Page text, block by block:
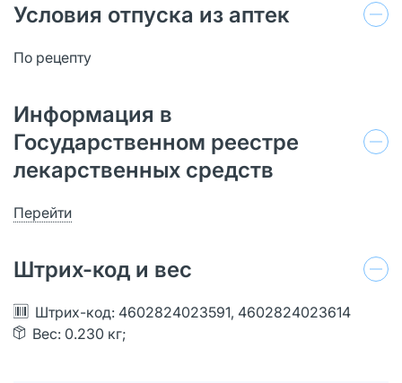
Условия отпуска из аптек
По рецепту
Информация в
Государственном реестре
лекарственных средств
Перейти
Штрих-код и вес
Штрих-код: 4602824023591, 4602824023614
Вес: 0.230 кг;